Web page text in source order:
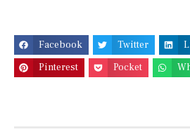
Facebook Twitter
Pinterest
Pocket